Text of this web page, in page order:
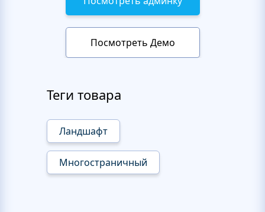
Посмотреть Демо
Теги товара
Ландшафт
Многостраничный